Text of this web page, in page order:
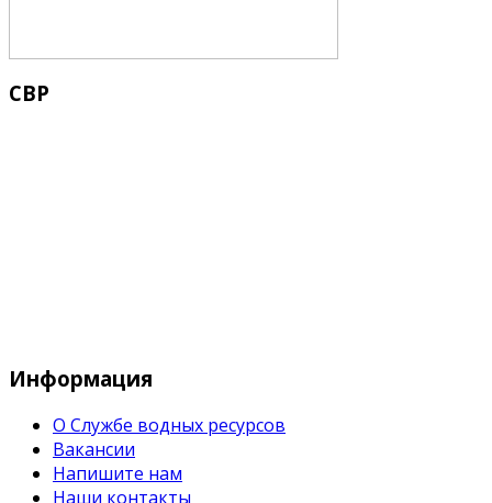
СВР
Информация
О Службе водных ресурсов
Вакансии
Напишите нам
Наши контакты